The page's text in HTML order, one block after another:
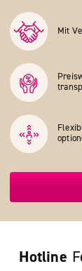
Mit
Hotline